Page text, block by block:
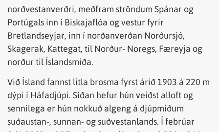
norðvestanverðri, meðfram ströndum Spánar og
Portúgals inn í Biskajaflóa og vestur fyrir
Bretlandseyjar, inn í norðanverðan Norðursjó,
Skagerak, Kattegat, til Norður- Noregs, Færeyja og
norður til Íslandsmiða.
Við Ísland fannst litla brosma fyrst árið 1903 á 220 m
dýpi í Háfadjúpi. Síðan hefur hún veiðst alloft og
sennilega er hún nokkuð algeng á djúpmiðum
suðaustan-, sunnan- og suðvestanlands. Í febrúar